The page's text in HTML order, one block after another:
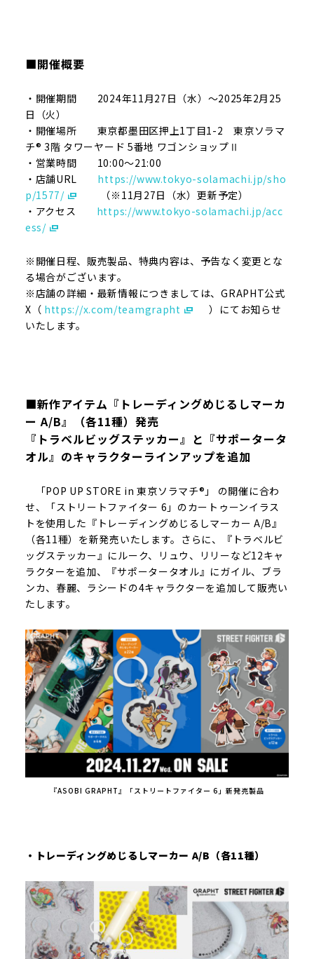
■開催概要
・開催期間 2024年11月27日（水）～2025年2月25
日（火）
・開催場所 東京都墨田区押上1丁目1-2 東京ソラマ
チ® 3階 タワーヤード 5番地 ワゴンショップⅡ
・営業時間 10:00～21:00
・店舗URL https://www.tokyo-solamachi.jp/sho
p/1577/
（※11月27日（水）更新予定）
・アクセス https://www.tokyo-solamachi.jp/acc
ess/
※開催日程、販売製品、特典内容は、予告なく変更とな
る場合がございます。
※店舗の詳細・最新情報につきましては、GRAPHT公式
X（ https://x.com/teamgrapht
）にてお知らせ
いたします。
■新作アイテム『トレーディングめじるしマーカ
ー A/B』（各11種）発売
『トラベルビッグステッカー』と『サポータータ
オル』のキャラクターラインアップを追加
「POP UP STORE in 東京ソラマチ®」 の開催に合わ
せ、「ストリートファイター 6」のカートゥーンイラス
トを使用した『トレーディングめじるしマーカー A/B』
（各11種）を新発売いたします。さらに、『トラベルビ
ッグステッカー』にルーク、リュウ、リリーなど12キャ
ラクターを追加、『サポータータオル』にガイル、ブラ
ンカ、春麗、ラシードの4キャラクターを追加して販売い
たします。
『ASOBI GRAPHT』「ストリートファイター 6」新発売製品
・トレーディングめじるしマーカー A/B（各11種）